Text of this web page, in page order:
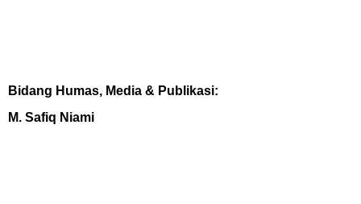
Bidang Humas, Media & Publikasi:
M. Safiq Niami